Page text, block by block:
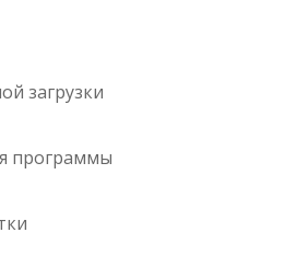
загрузки
программы